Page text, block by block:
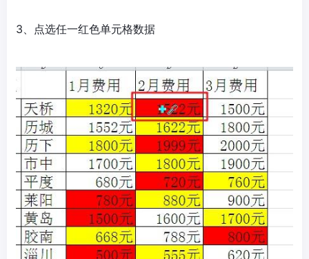
3、点选任一红色单元格数据